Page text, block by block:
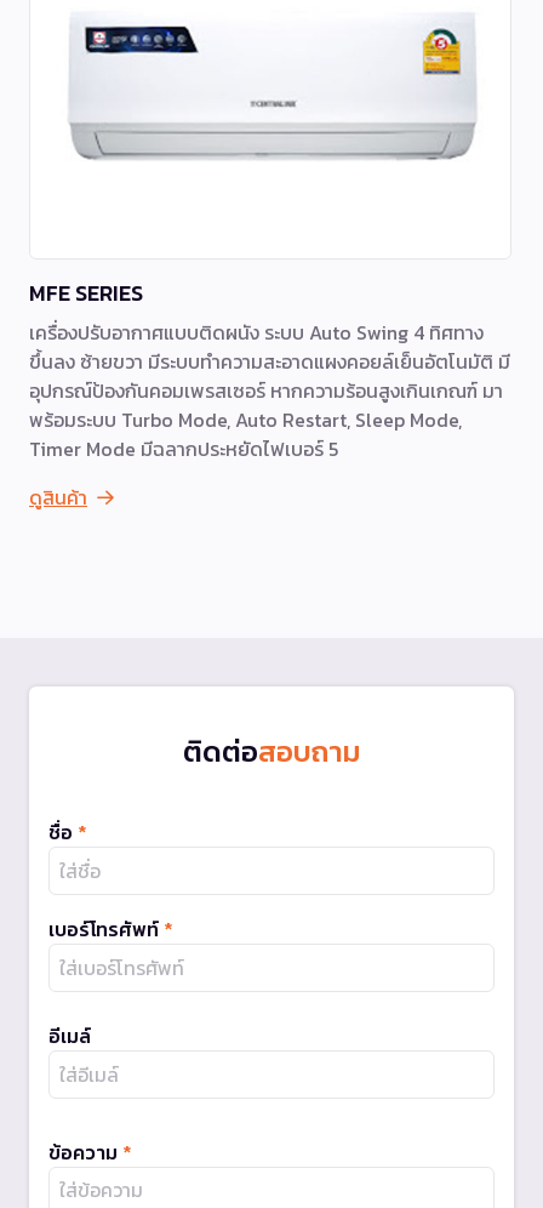
MFE SERIES
เครื่องปรับอากาศแบบติดผนัง ระบบ Auto Swing 4 ทิศทาง
ขึ้นลง ซ้ายขวา มีระบบทำความสะอาดแผงคอยล์เย็นอัตโนมัติ มี
อุปกรณ์ป้องกันคอมเพรสเซอร์ หากความร้อนสูงเกินเกณฑ์ มา
พร้อมระบบ Turbo Mode, Auto Restart, Sleep Mode,
Timer Mode มีฉลากประหยัดไฟเบอร์ 5
ดูสินค้า
ติดต่อสอบถาม
ชื่อ *
เบอร์โทรศัพท์ *
อีเมล์
ข้อความ *